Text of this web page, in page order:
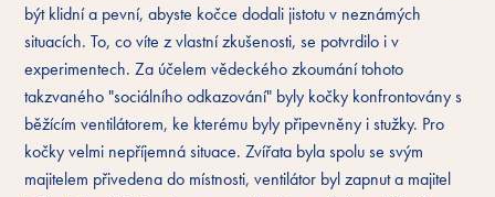
být klidní a pevní, abyste kočce dodali jistotu v neznámých
situacích. To, co víte z vlastní zkušenosti, se potvrdilo i v
experimentech. Za účelem vědeckého zkoumání tohoto
takzvaného "sociálního odkazování" byly kočky konfrontovány s
běžícím ventilátorem, ke kterému byly připevněny i stužky. Pro
kočky velmi nepříjemná situace. Zvířata byla spolu se svým
majitelem přivedena do místnosti, ventilátor byl zapnut a majitel